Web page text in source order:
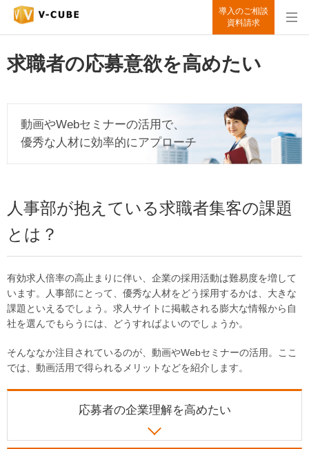
導入のご相談
資料請求
求職者の応募意欲を高めたい
動画やWebセミナーの活用で、
優秀な人材に効率的にアプローチ
人事部が抱えている求職者集客の課題
とは？
有効求人倍率の高止まりに伴い、企業の採用活動は難易度を増して
います。人事部にとって、優秀な人材をどう採用するかは、大きな
課題といえるでしょう。求人サイトに掲載される膨大な情報から自
社を選んでもらうには、どうすればよいのでしょうか。
そんななか注目されているのが、動画やWebセミナーの活用。ここ
では、動画活用で得られるメリットなどを紹介します。
応募者の企業理解を高めたい